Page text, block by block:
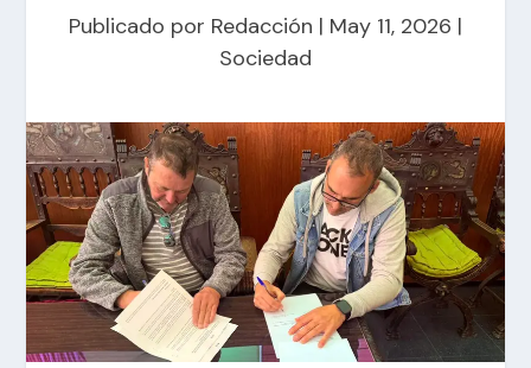
Publicado por Redacción | May 11, 2026 |
Sociedad